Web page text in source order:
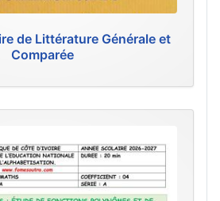
de Littérature Générale et
Comparée